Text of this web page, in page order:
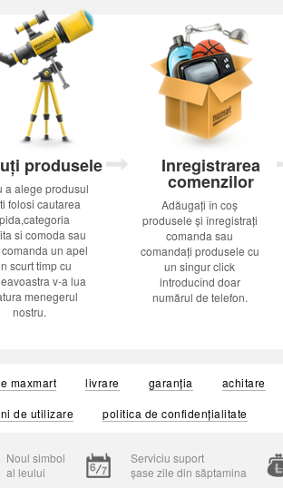
produsele
a alege produsul
folosi cautarea
si comoda sau
un apel
scurt timp cu
v-a lua
menegerul
nostru.
Inregistrarea
comenzilor
Adăugați în coș
produsele și înregistrați
comanda sau
comandați produsele cu
un singur click
introducînd doar
numărul de telefon.
maxmart livrare garanția achitare
de utilizare
politica de confidențialitate
Noul simbol
al leului
Serviciu suport
șase zile din săptamina